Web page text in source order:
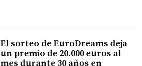
El sorteo de EuroDreams deja
un premio de 20.000 euros al
mes durante 30 años en